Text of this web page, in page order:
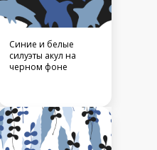
Синие и белые
силуэты акул на
черном фоне